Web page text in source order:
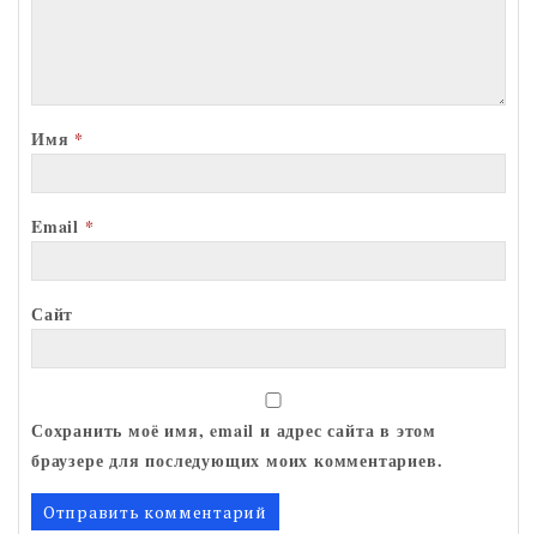
Имя *
Email *
Сайт
Сохранить моё имя, email и адрес сайта в этом
браузере для последующих моих комментариев.